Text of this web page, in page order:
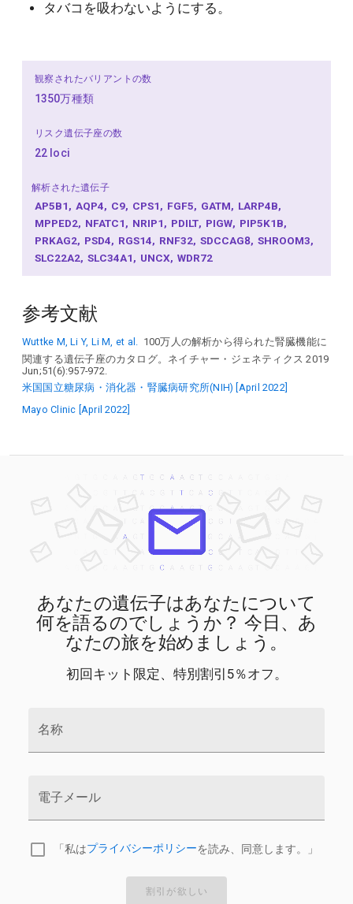
タバコを吸わないようにする。
観察されたバリアントの数
1350万種類
リスク遺伝子座の数
22 loci
解析された遺伝子
AP5B1 AQP4 C9 CPS1 FGF5 GATM LARP4B
MPPED2 NFATC1 NRIP1 PDILT PIGW PIP5K1B
PRKAG2 PSD4 RGS14 RNF32 SDCCAG8 SHROOM3
SLC22A2 SLC34A1 UNCX WDR72
参考文献
Wuttke M, Li Y, Li M, et al. 100万人の解析から得られた腎臓機能に
関連する遺伝子座のカタログ。ネイチャー・ジェネティクス 2019
Jun;51(6):957-972.
米国国立糖尿病・消化器・腎臓病研究所(NIH) [April 2022]
Mayo Clinic [April 2022]
あなたの遺伝子はあなたについて
何を語るのでしょうか？ 今日、あ
なたの旅を始めましょう。
初回キット限定、特別割引5％オフ。
名称
電子メール
「私はプライバシーポリシーを読み、同意します。」
割引が欲しい